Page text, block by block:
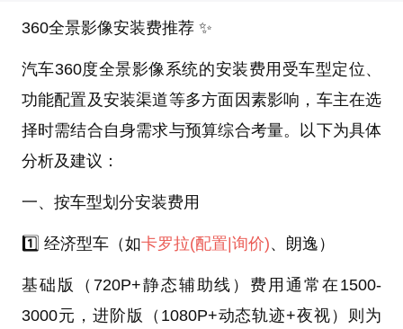
360全景影像安装费推荐 ✨
汽车360度全景影像系统的安装费用受车型定位、
功能配置及安装渠道等多方面因素影响，车主在选
择时需结合自身需求与预算综合考量。以下为具体
分析及建议：
一、按车型划分安装费用
1️⃣ 经济型车（如卡罗拉(配置|询价)、朗逸）
基础版（720P+静态辅助线）费用通常在1500-
3000元，进阶版（1080P+动态轨迹+夜视）则为